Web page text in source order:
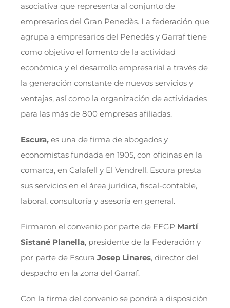
asociativa que representa al conjunto de
empresarios del Gran Penedès. La federación que
agrupa a empresarios del Penedès y Garraf tiene
como objetivo el fomento de la actividad
económica y el desarrollo empresarial a través de
la generación constante de nuevos servicios y
ventajas, así como la organización de actividades
para las más de 800 empresas afiliadas.
Escura, es una de firma de abogados y
economistas fundada en 1905, con oficinas en la
comarca, en Calafell y El Vendrell. Escura presta
sus servicios en el área jurídica, fiscal-contable,
laboral, consultoría y asesoría en general.
Firmaron el convenio por parte de FEGP Martí
Sistané Planella, presidente de la Federación y
por parte de Escura Josep Linares, director del
despacho en la zona del Garraf.
Con la firma del convenio se pondrá a disposición